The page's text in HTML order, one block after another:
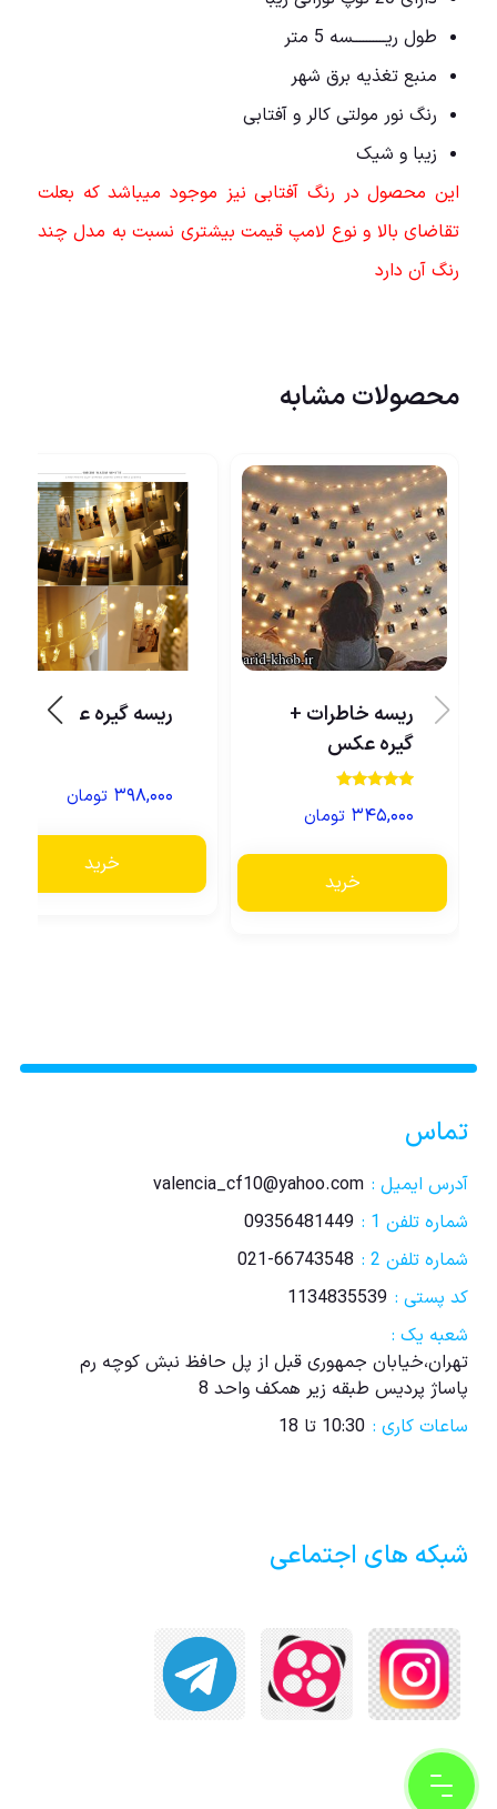
طول ریــــــــــسه 5 متر
منبع تغذیه برق شهر
رنگ نور مولتی کالر و آفتابی
زیبا و شیک
این محصول در رنگ آفتابی نیز موجود میباشد که بعلت
تقاضای بالا و نوع لامپ قیمت بیشتری نسبت به مدل چند
رنگ آن دارد
محصولات مشابه
ریسه خاطرات +
گیره عکس
5.00
۳۴۵,۰۰۰ تومان
خرید
ریسه گیره عکس
۳۹۸,۰۰۰ تومان
خرید
تماس
آدرس ایمیل : valencia_cf10@yahoo.com
شماره تلفن 1 :
09356481449
شماره تلفن 2 :
021-66743548
کد پستی : 1134835539
شعبه یک :
تهران،خیابان جمهوری قبل از پل حافظ نبش کوچه رم
پاساژ پردیس طبقه زیر همکف واحد 8
ساعات کاری : 10:30 تا 18
شبکه های اجتماعی